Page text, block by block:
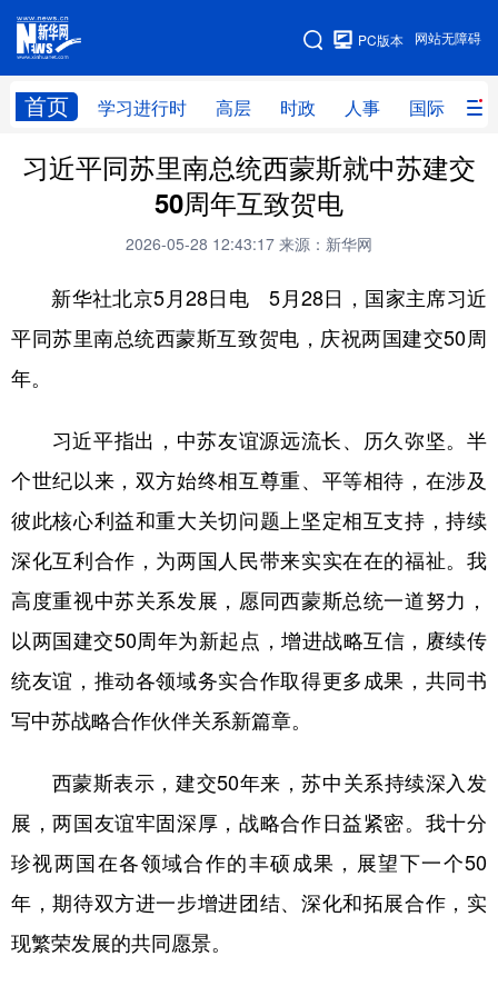
网站无障碍
PC版本
首页 学习进行时 高层 时政 人事 国际 财
网站地图
学习进行时 高层 时政 人事
财经 网评
科技 科创 量子 体育
文化 书画 健康 军事
法律 中央文件 金融 汽车
食品 人居 信息化 数字经济
彩票 娱乐 时尚 悦读
公益 一带一路 亚太网 上市公司
文化产业
地方频道
北京 天津 河北 山西
辽宁 吉林 上海 江苏
浙江 安徽
习近平同苏里南总统西蒙斯就中苏建交
50周年互致贺电
2026-05-28 12:43:17 来源：新华网
新华社北京5月28日电 5月28日，国家主席习近
平同苏里南总统西蒙斯互致贺电，庆祝两国建交50周
年。
习近平指出，中苏友谊源远流长、历久弥坚。半
个世纪以来，双方始终相互尊重、平等相待，在涉及
彼此核心利益和重大关切问题上坚定相互支持，持续
深化互利合作，为两国人民带来实实在在的福祉。我
高度重视中苏关系发展，愿同西蒙斯总统一道努力，
以两国建交50周年为新起点，增进战略互信，赓续传
统友谊，推动各领域务实合作取得更多成果，共同书
写中苏战略合作伙伴关系新篇章。
西蒙斯表示，建交50年来，苏中关系持续深入发
展，两国友谊牢固深厚，战略合作日益紧密。我十分
珍视两国在各领域合作的丰硕成果，展望下一个50
年，期待双方进一步增进团结、深化和拓展合作，实
现繁荣发展的共同愿景。